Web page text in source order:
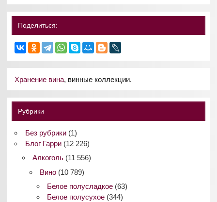
Поделиться:
Хранение вина, винные коллекции.
Рубрики
Без рубрики(1)
Блог Гарри(12 226)
Алкоголь(11 556)
Вино(10 789)
Белое полусладкое (63)
Белое полусухое (344)